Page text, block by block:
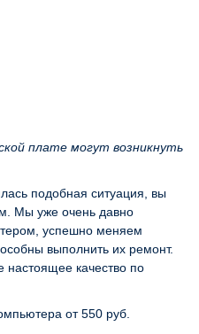
плате могут возникнуть
подобная ситуация, вы
Мы уже очень давно
успешно меняем
выполнить их ремонт.
качество по
от 550 руб.